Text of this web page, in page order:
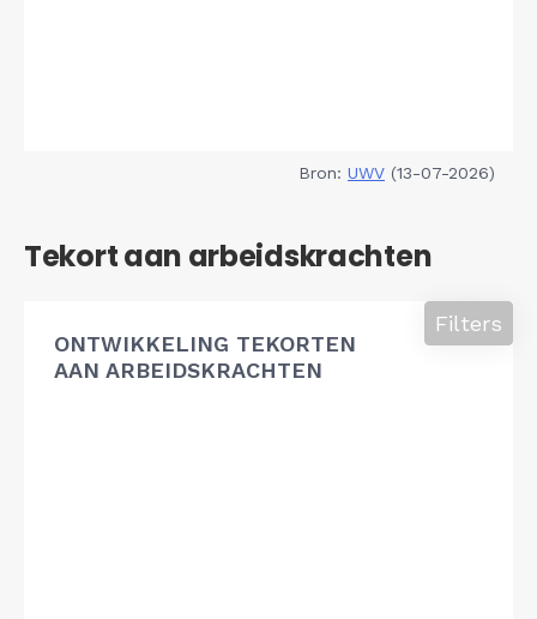
Bron: UWV (13-07-2026)
Tekort aan arbeidskrachten
ONTWIKKELING TEKORTEN
AAN ARBEIDSKRACHTEN
Filters